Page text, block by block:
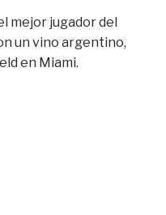
mejor jugador del
un vino argentino,
en Miami.